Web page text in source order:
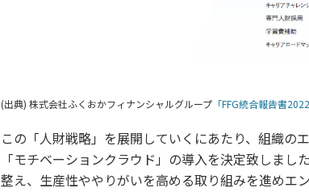
(出典) 株式会社ふくおかフィナンシャルグループ 「FFG統合報告書2022
この「人財戦略」を展開していくにあたり、組織の
「モチベーションクラウド」の導入を決定致しま
整え、生産性ややりがいを高める取り組みを進めエ